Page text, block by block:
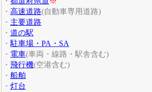
・ 高速道路(自動車専用道路)
・ 主要道路
・ 道の駅
・ 駐車場・PA・SA
・ 電車(車両・線路・駅舎含む)
・ 飛行機(空港含む)
・ 船舶
・ 灯台